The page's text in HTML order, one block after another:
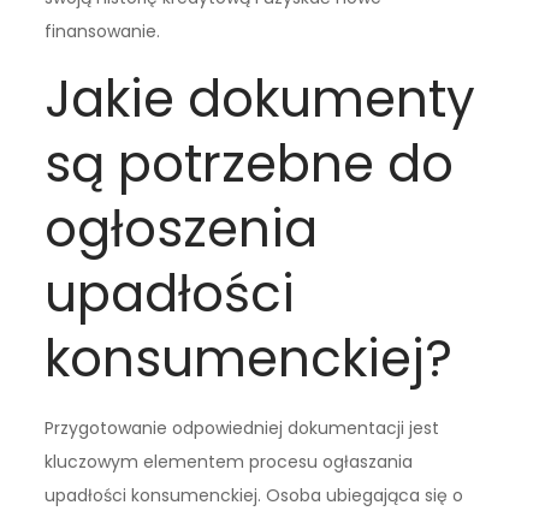
finansowanie.
Jakie dokumenty
są potrzebne do
ogłoszenia
upadłości
konsumenckiej?
Przygotowanie odpowiedniej dokumentacji jest
kluczowym elementem procesu ogłaszania
upadłości konsumenckiej. Osoba ubiegająca się o